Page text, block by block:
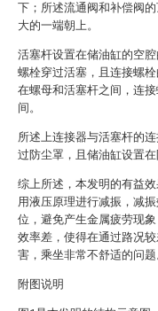
下；所述流通阀和补偿阀
大的一端朝上。
活塞杆设置在储油缸的空
螺栓穿过活塞，且连接螺
在螺母和活塞杆之间，连
间。
所述上连接器与活塞杆的
过防尘罩，且储油缸设置在
综上所述，本发明的有益
用液压原理进行减振，减
位，避免产生金属疲劳现
效率差，使得在通过路况
害，乘坐非常不舒适的问题
附图说明